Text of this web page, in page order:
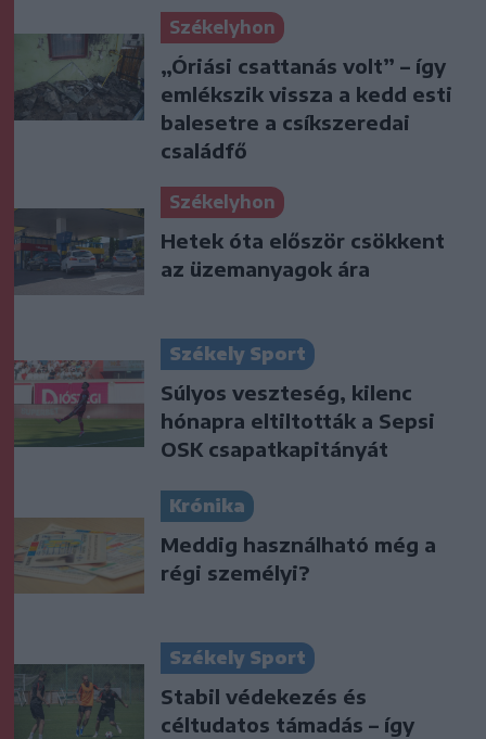
Székelyhon
„Óriási csattanás volt” – így
emlékszik vissza a kedd esti
balesetre a csíkszeredai
családfő
Székelyhon
Hetek óta először csökkent
az üzemanyagok ára
Székely Sport
Súlyos veszteség, kilenc
hónapra eltiltották a Sepsi
OSK csapatkapitányát
Krónika
Meddig használható még a
régi személyi?
Székely Sport
Stabil védekezés és
céltudatos támadás – így